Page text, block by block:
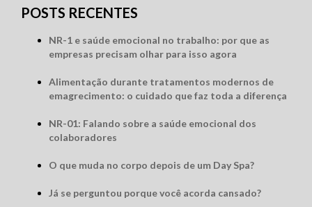
POSTS RECENTES
NR-1 e saúde emocional no trabalho: por que as
empresas precisam olhar para isso agora
Alimentação durante tratamentos modernos de
emagrecimento: o cuidado que faz toda a diferença
NR-01: Falando sobre a saúde emocional dos
colaboradores
O que muda no corpo depois de um Day Spa?
Já se perguntou porque você acorda cansado?